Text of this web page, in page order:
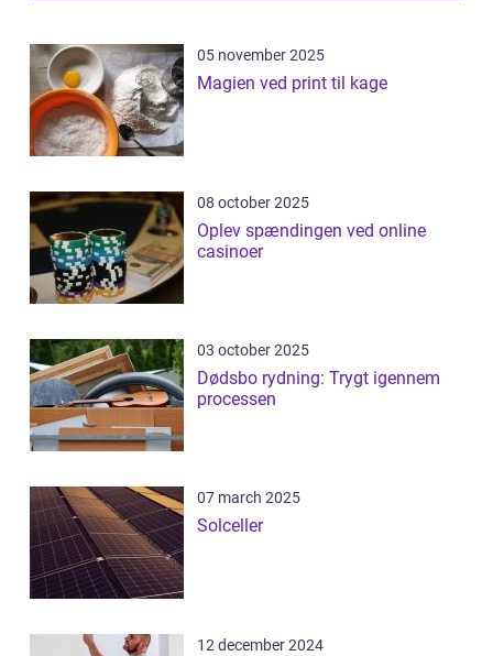
05 november 2025
Magien ved print til kage
08 october 2025
Oplev spændingen ved online
casinoer
03 october 2025
Dødsbo rydning: Trygt igennem
processen
07 march 2025
Solceller
12 december 2024